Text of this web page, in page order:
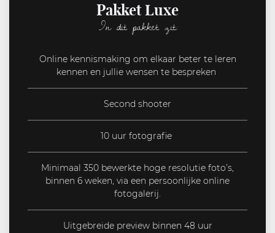
Pakket Luxe
In dit pakket zit:
Online kennismaking om elkaar beter te leren
kennen en jullie wensen te bespreken
Second shooter
10 uur fotografie
Minimaal 350 bewerkte hoge resolutie foto’s,
binnen 6 weken, via een persoonlijke online
fotogalerij.
Uitgebreide preview binnen 48 uur